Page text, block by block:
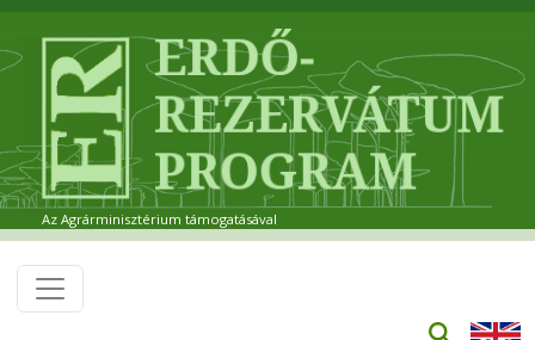
Az Agrárminisztérium támogatásával